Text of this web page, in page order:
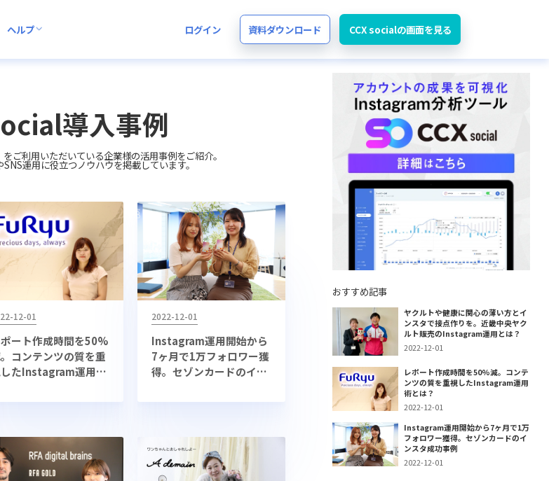
ヘルプ ログイン 資料ダウンロード CCX socialの画面を見る
導入事例
ご利用いただいている企業様の活用事例をご紹介。
運用に役立つノウハウを掲載しています。
12-01
ポート作成時間を50%
コンテンツの質を重
たInstagram運用術
2022-12-01
Instagram運用開始から
7ヶ月で1万フォロワー獲
得。セゾンカードのイン
おすすめ記事
ヤクルトや健康に関心の薄い方とイ
ンスタで接点作りを。近畿中央ヤク
ルト販売のInstagram運用とは？
2022-12-01
レポート作成時間を50%減。コンテ
ンツの質を重視したInstagram運用
術とは？
2022-12-01
Instagram運用開始から7ヶ月で1万
フォロワー獲得。セゾンカードのイ
ンスタ成功事例
2022-12-01